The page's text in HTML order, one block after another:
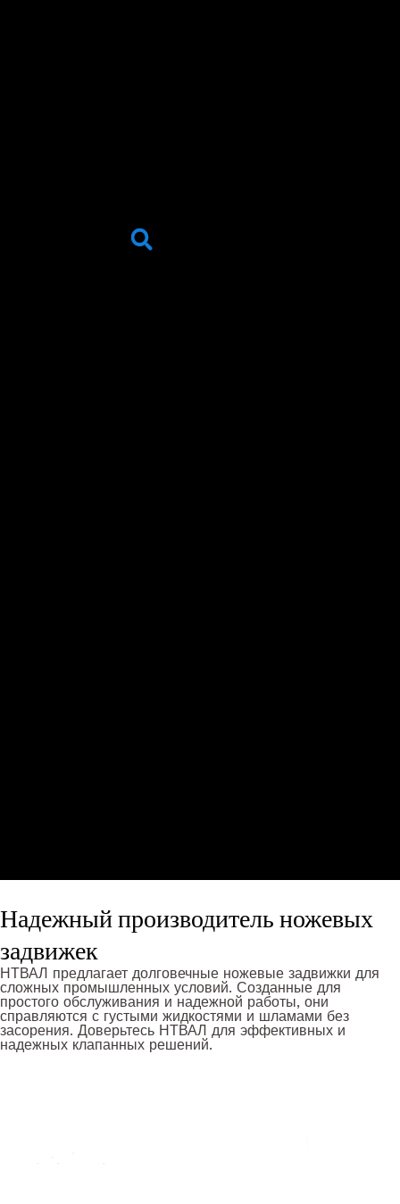
Надежный производитель ножевых
задвижек
НТВАЛ предлагает долговечные ножевые задвижки для
сложных промышленных условий. Созданные для
простого обслуживания и надежной работы, они
справляются с густыми жидкостями и шламами без
засорения. Доверьтесь НТВАЛ для эффективных и
надежных клапанных решений.